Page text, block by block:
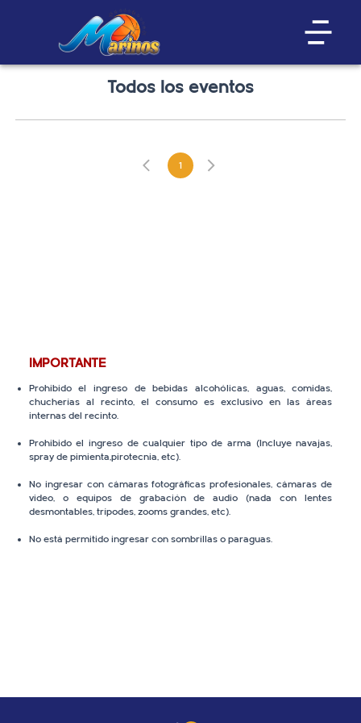
Todos los eventos
1
IMPORTANTE
Prohibido el ingreso de bebidas alcohólicas, aguas, comidas,
chucherías al recinto, el consumo es exclusivo en las áreas
internas del recinto.
Prohibido el ingreso de cualquier tipo de arma (Incluye navajas,
spray de pimienta,pirotecnia, etc).
No ingresar con cámaras fotográficas profesionales, cámaras de
video, o equipos de grabación de audio (nada con lentes
desmontables, trípodes, zooms grandes, etc).
No está permitido ingresar con sombrillas o paraguas.